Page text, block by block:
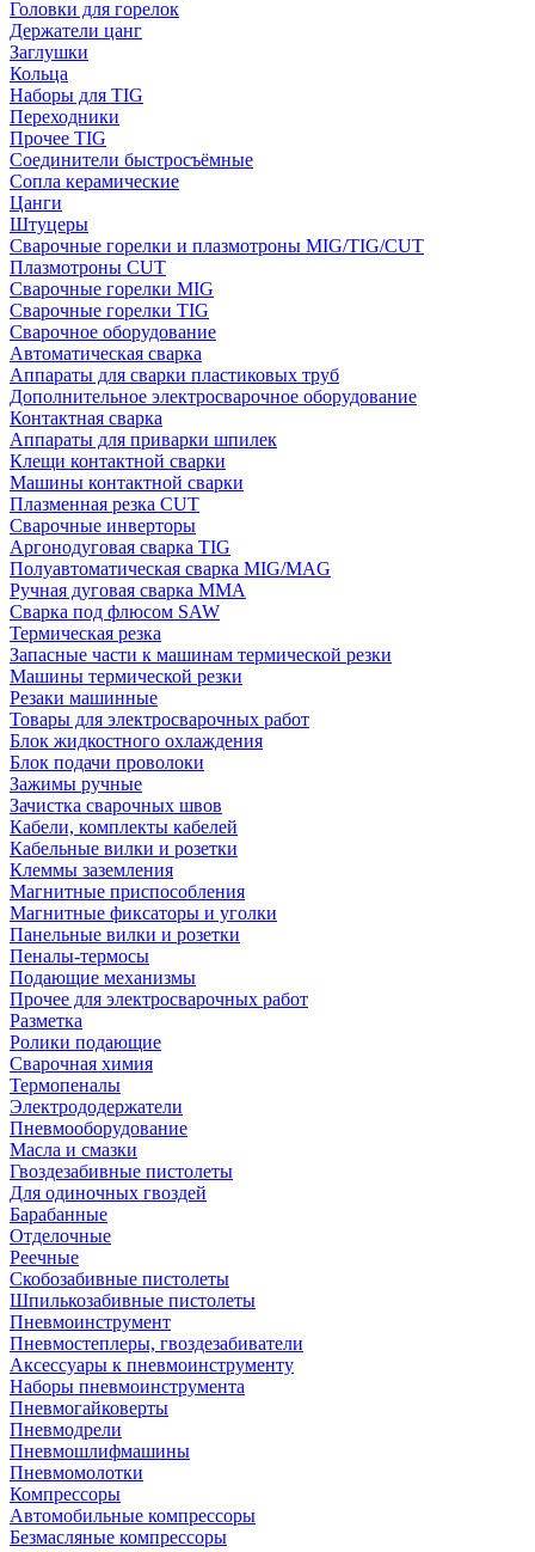
Головки для горелок
Держатели цанг
Заглушки
Кольца
Наборы для TIG
Переходники
Прочее TIG
Соединители быстросъёмные
Сопла керамические
Цанги
Штуцеры
Сварочные горелки и плазмотроны MIG/TIG/CUT
Плазмотроны CUT
Сварочные горелки MIG
Сварочные горелки TIG
Сварочное оборудование
Автоматическая сварка
Аппараты для сварки пластиковых труб
Дополнительное электросварочное оборудование
Контактная сварка
Аппараты для приварки шпилек
Клещи контактной сварки
Машины контактной сварки
Плазменная резка CUT
Сварочные инверторы
Аргонодуговая сварка TIG
Полуавтоматическая сварка MIG/MAG
Ручная дуговая сварка MMA
Сварка под флюсом SAW
Термическая резка
Запасные части к машинам термической резки
Машины термической резки
Резаки машинные
Товары для электросварочных работ
Блок жидкостного охлаждения
Блок подачи проволоки
Зажимы ручные
Зачистка сварочных швов
Кабели, комплекты кабелей
Кабельные вилки и розетки
Клеммы заземления
Магнитные приспособления
Магнитные фиксаторы и уголки
Панельные вилки и розетки
Пеналы-термосы
Подающие механизмы
Прочее для электросварочных работ
Разметка
Ролики подающие
Сварочная химия
Термопеналы
Электрододержатели
Пневмооборудование
Масла и смазки
Гвоздезабивные пистолеты
Для одиночных гвоздей
Барабанные
Отделочные
Реечные
Скобозабивные пистолеты
Шпилькозабивные пистолеты
Пневмоинструмент
Пневмостеплеры, гвоздезабиватели
Аксессуары к пневмоинструменту
Наборы пневмоинструмента
Пневмогайковерты
Пневмодрели
Пневмошлифмашины
Пневмомолотки
Компрессоры
Автомобильные компрессоры
Безмасляные компрессоры